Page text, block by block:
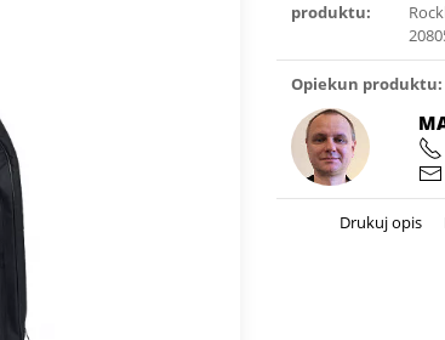
produktu:
Opiekun produktu:
Drukuj opis